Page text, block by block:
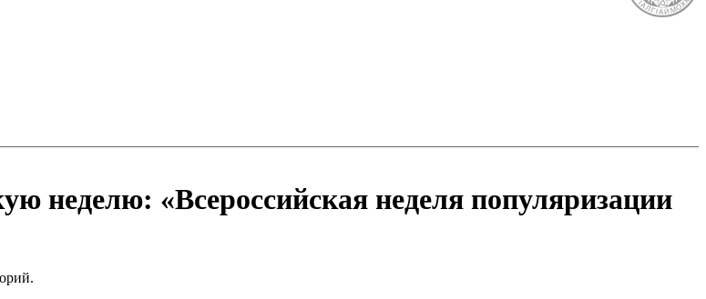
неделю: «Всероссийская неделя популяризации